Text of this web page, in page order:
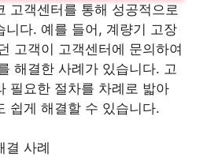
고객센터를 통해 성공적으로
니다. 예를 들어, 계량기 고장
고객이 고객센터에 문의하여
해결한 사례가 있습니다. 고
필요한 절차를 차례로 밟아
쉽게 해결할 수 있습니다.
결 사례